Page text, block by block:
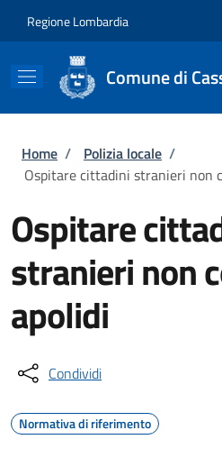
Regione Lombardia
Comune di
Briciole di pane
Home / Polizia locale /
Ospitare cittadini stranieri non
Ospitare
stranieri non
apolidi
Condividi
Normativa di riferimento